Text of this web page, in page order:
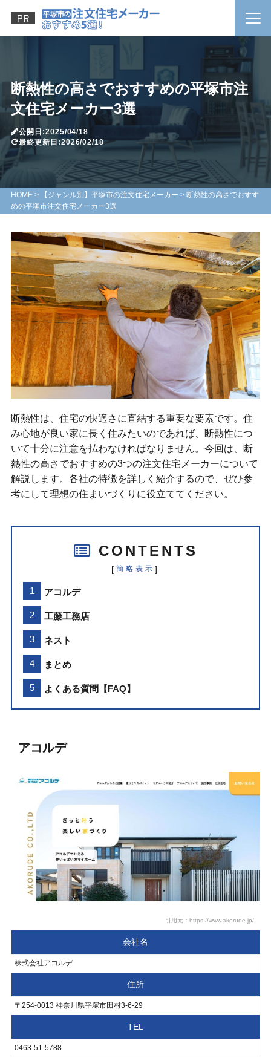
断熱性の高さでおすすめの平塚市注
文住宅メーカー3選
公開日:2025/04/18
最終更新日:2026/02/18
HOME> 【ジャンル別】平塚市の注文住宅メーカー > 断熱性の高さでおすす
めの平塚市注文住宅メーカー3選
断熱性は、住宅の快適さに直結する重要な要素です。住
み心地が良い家に長く住みたいのであれば、断熱性につ
いて十分に注意を払わなければなりません。今回は、断
熱性の高さでおすすめの3つの注文住宅メーカーについて
解説します。各社の特徴を詳しく紹介するので、ぜひ参
考にして理想の住まいづくりに役立ててください。
CONTENTS
[ 簡略表示 ]
アコルデ
工藤工務店
ネスト
まとめ
よくある質問【FAQ】
アコルデ
引用元：https://www.akorude.jp/
会社名
株式会社アコルデ
住所
〒254-0013 神奈川県平塚市田村3-6-29
TEL
0463-51-5788